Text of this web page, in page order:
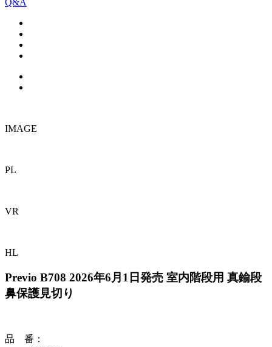
Q&A
IMAGE
PL
VR
HL
Previo B708 2026年6月1日発売 室内階段用 真鍮段
鼻保護見切り
品 番 ：